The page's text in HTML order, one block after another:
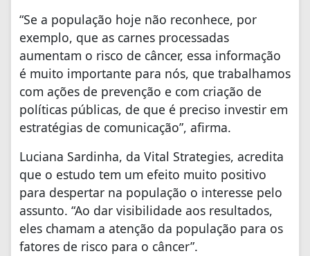
“Se a população hoje não reconhece, por
exemplo, que as carnes processadas
aumentam o risco de câncer, essa informação
é muito importante para nós, que trabalhamos
com ações de prevenção e com criação de
políticas públicas, de que é preciso investir em
estratégias de comunicação”, afirma.
Luciana Sardinha, da Vital Strategies, acredita
que o estudo tem um efeito muito positivo
para despertar na população o interesse pelo
assunto. “Ao dar visibilidade aos resultados,
eles chamam a atenção da população para os
fatores de risco para o câncer”.